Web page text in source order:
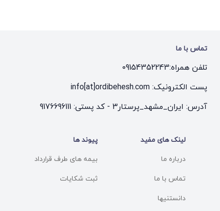
تماس با ما
تلفن همراه:09154352243
پست الکترونیک: info[at]ordibehesh.com
آدرس: ایران_مشهد_پرستار3 - کد پستی: 9176696111
لینک های مفید
درباره ما
تماس با ما
دانستنیها
پیوند ها
بیمه های طرف قرارداد
ثبت شکایات